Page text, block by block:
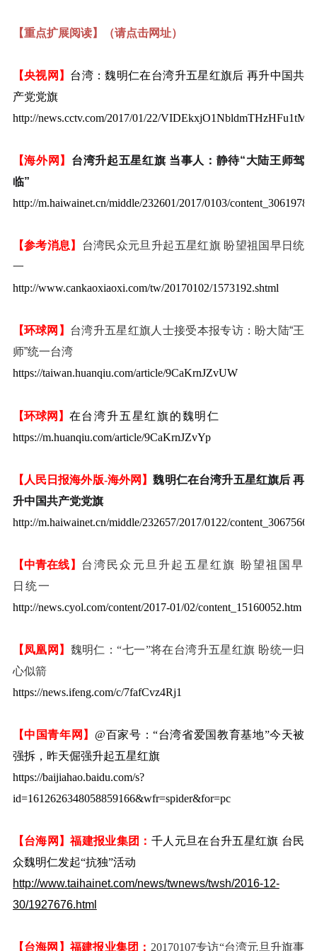
【重点扩展阅读】（请点击网址）
【央视网】 台湾：魏明仁在台湾升五星红旗后 再升中国共
产党党旗
http://news.cctv.com/2017/01/22/
【海外网】 台湾升起五星红旗 当事人：静待“大陆王师驾
临”
http://m.haiwainet.cn/middle/232601/2017/0103/
【参考消息】 台湾民众元旦升起五星红旗 盼望祖国早日统
一
http://www.cankaoxiaoxi.com/tw/20170102/1573192.shtml
【环球网】 台湾升五星红旗人士接受本报专访：盼大陆“王
师”统一台湾
https://taiwan.huanqiu.com/article/9CaKrnJZvUW
【环球网】 在台湾升五星红旗的魏明仁
https://m.huanqiu.com/article/9CaKrnJZvYp
【人民日报海外版-海外网】魏明仁在台湾升五星红旗后 再
升中国共产党党旗
http://m.haiwainet.cn/middle/232657/2017/0122/
【中青在线】 台湾民众元旦升起五星红旗 盼望祖国早
日统一
http://news.cyol.com/content/2017-01/02/content_15160052.htm
【凤凰网】 魏明仁：“七一”将在台湾升五星红旗 盼统一归
心似箭
https://news.ifeng.com/c/7fafCvz4Rj1
【中国青年网】 @百家号：“台湾省爱国教育基地”今天被
强拆，昨天倔强升起五星红旗
https://baijiahao.baidu.com/s?
id=1612626348058859166&wfr=spider&for=pc
【台海网】福建报业集团： 千人元旦在台升五星红旗 台民
众魏明仁发起“抗独”活动
http://www.taihainet.com/news/twnews/twsh/2016-12-
30/1927676.html
【台海网】福建报业集团： 20170107专访“台湾元旦升旗事